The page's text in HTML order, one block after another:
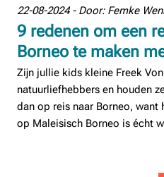
22-08-2024 - Door: Femke
9 redenen om een
Borneo te maken
Zijn jullie kids kleine Freek
natuurliefhebbers en houden
dan op reis naar Borneo, want
op Maleisisch Borneo is écht